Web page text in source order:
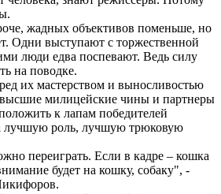
жадных объективов поменьше, но
Одни выступают с торжественной
люди едва поспевают. Ведь силу
на поводке.
их мастерством и выносливостью
высшие милицейские чины и партнеры
к лапам победителей
лучшую роль, лучшую трюковую
переиграть. Если в кадре – кошка
будет на кошку, собаку", -